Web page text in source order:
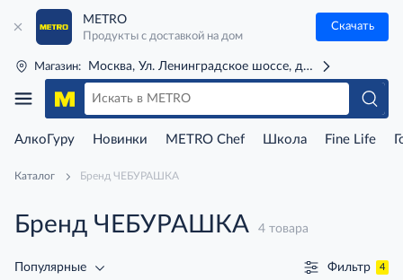
METRO
Продукты с доставкой на дом
Скачать
Магазин: Москва, Ул. Ленинградское шоссе, д. 71Г (м. Речной
АлкоГуру Новинки METRO Chef Школа Fine Life
Каталог Бренд ЧЕБУРАШКА
Бренд ЧЕБУРАШКА 4 товара
Популярные Фильтр 4